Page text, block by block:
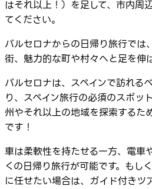
はそれ以上！）を足して、市内周
てください。
バルセロナからの日帰り旅行では
街、魅力的な町や村々へと足を伸
バルセロナは、スペインで訪れる
り、スペイン旅行の必須のスポッ
州やそれ以上の地域を探索するた
です！
車は柔軟性を持たせる一方、電車
くの日帰り旅行が可能です。もし
に任せたい場合は、ガイド付きツ